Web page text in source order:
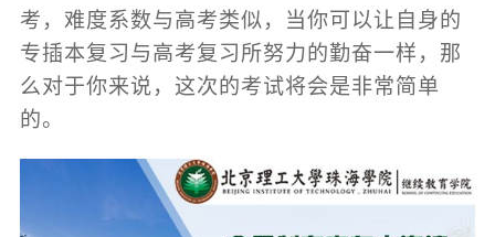
考，难度系数与高考类似，当你可以让自身的
专插本复习与高考复习所努力的勤奋一样，那
么对于你来说，这次的考试将会是非常简单
的。